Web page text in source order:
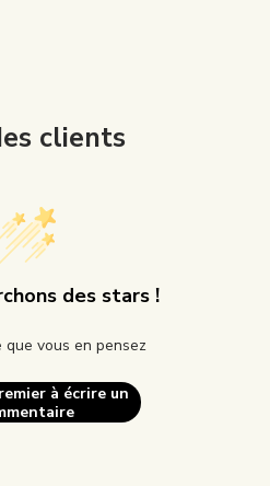
clients
des stars !
vous en pensez
à écrire un